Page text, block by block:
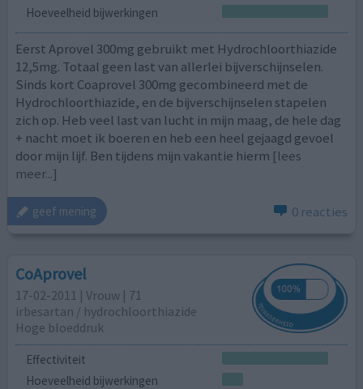
Hoeveelheid bijwerkingen
Eerst Aprovel 300mg gebruikt met Hydrochloorthiazide
12,5mg. Totaal geen last van allerlei bijverschijnselen.
Sinds kort Coaprovel 300mg gecombineerd met de
Hydrochloorthiazide, en de bijverschijnselen stapelen
zich op. Heb veel last van lucht in mijn maag, de hele dag
+ nacht moet ik boeren en heb een heel gejaagd gevoel
door mijn lijf. Ben tijdens mijn vakantie hierm [lees
meer...]
geef mening 0 reacties
CoAprovel
17-02-2011 | Vrouw | 71
irbesartan / hydrochloorthiazide
Hoge bloeddruk
Effectiviteit
Hoeveelheid bijwerkingen